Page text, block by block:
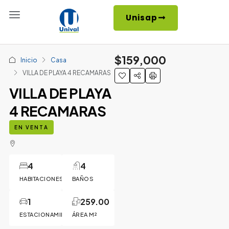
Unisap
Inicio
Casa
VILLA DE PLAYA 4 RECAMARAS
VILLA DE PLAYA
4 RECAMARAS
EN VENTA
HABITACIONES
4
BAÑOS
4
ESTACIONAMIENTO
1
ÁREA M²
259.00
$159,000